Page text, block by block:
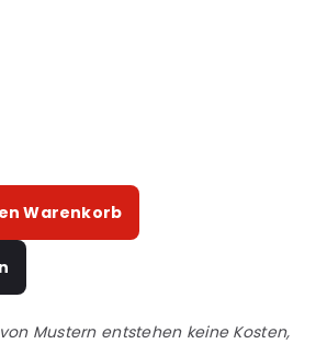
Warenkorb
Mustern entstehen keine Kosten,